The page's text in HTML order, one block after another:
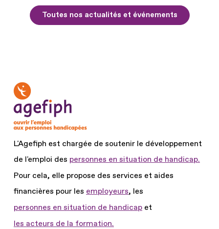
Toutes nos actualités et événements
L'Agefiph est chargée de soutenir le développement
de l'emploi des personnes en situation de handicap.
Pour cela, elle propose des services et aides
financières pour les employeurs, les
personnes en situation de handicap et
les acteurs de la formation.